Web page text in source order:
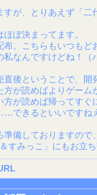
すが、とりあえず「
ぼ決まってます。
布。こちらもいつもど
なんですけどね！（
直後ということで、開
方が読めばよりゲーム
方が読めば帰ってすぐ
できるといいですね
準備しておりますので
すみっこ」にもお立